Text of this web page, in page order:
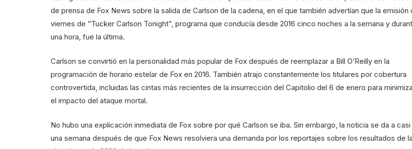
de prensa de Fox News sobre la salida de Carlson de la cadena, en el que también advertían que la emisión
viernes de “Tucker Carlson Tonight”, programa que conducía desde 2016 cinco noches a la semana y
una hora, fue la última.
Carlson se convirtió en la personalidad más popular de Fox después de reemplazar a Bill O’Reilly en la
programación de horario estelar de Fox en 2016. También atrajo constantemente los titulares por cobertura
controvertida, incluidas las cintas más recientes de la insurrección del Capitolio del 6 de enero para
el impacto del ataque mortal.
No hubo una explicación inmediata de Fox sobre por qué Carlson se iba. Sin embargo, la noticia se da a casi
una semana después de que Fox News resolviera una demanda por los reportajes sobre los resultados de